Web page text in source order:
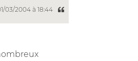
03/2004 à 18:44